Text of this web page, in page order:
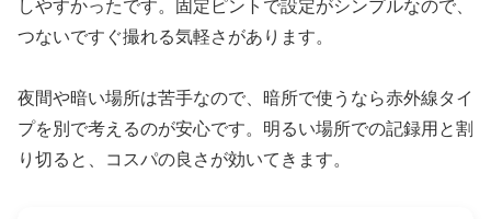
しやすかったです。固定ピントで設定がシンプルなので、
つないですぐ撮れる気軽さがあります。
夜間や暗い場所は苦手なので、暗所で使うなら赤外線タイ
プを別で考えるのが安心です。明るい場所での記録用と割
り切ると、コスパの良さが効いてきます。